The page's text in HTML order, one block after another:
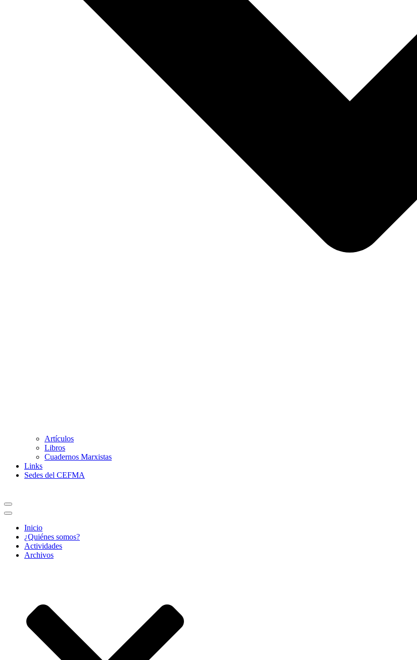
Artículos
Libros
Cuadernos Marxistas
Links
Sedes del CEFMA
Menú
de
Menú
navegación
Inicio
¿Quiénes somos?
Actividades
Archivos